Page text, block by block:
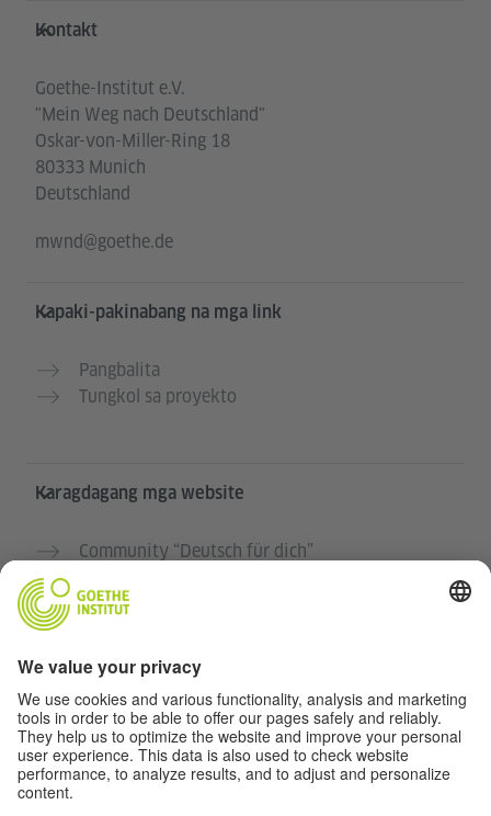
Service- und Informationsbereich
Kontakt
Goethe-Institut e.V.
"Mein Weg nach Deutschland"
Oskar-von-Miller-Ring 18
80333 Munich
Deutschland
mwnd@goethe.de
Kapaki-pakinabang na mga link
Pangbalita
Tungkol sa proyekto
Karagdagang mga website
Community “Deutsch für dich”
Mga kursong Aleman ng Goethe-Institut
Pribasiya at Pag-accessibilidad
Protección de datos y accesibilidad